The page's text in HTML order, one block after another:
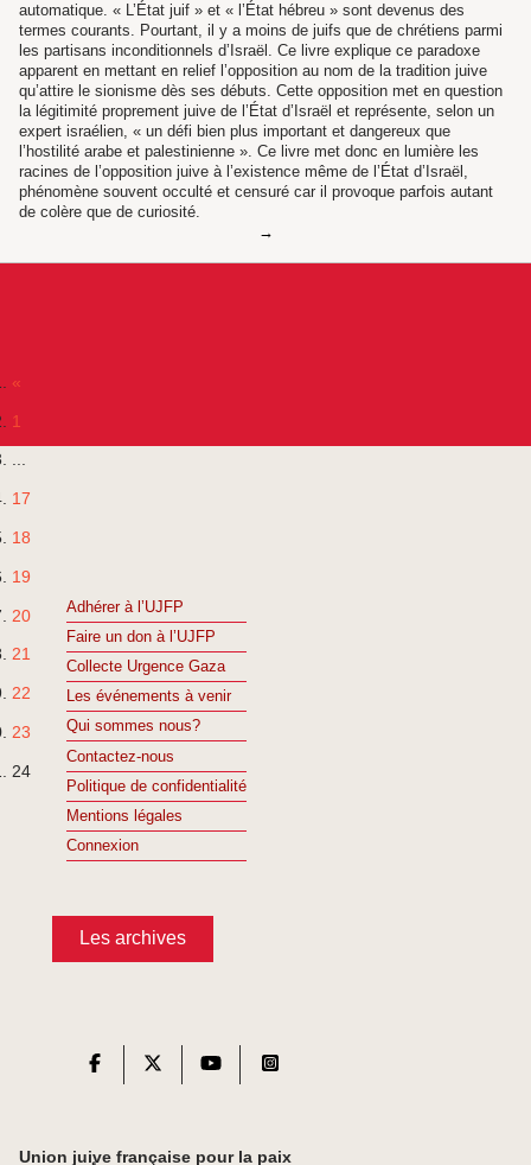
automatique. « L’État juif » et « l’État hébreu » sont devenus des
termes courants. Pourtant, il y a moins de juifs que de chrétiens parmi
les partisans inconditionnels d’Israël. Ce livre explique ce paradoxe
apparent en mettant en relief l’opposition au nom de la tradition juive
qu’attire le sionisme dès ses débuts. Cette opposition met en question
la légitimité proprement juive de l’État d’Israël et représente, selon un
expert israélien, « un défi bien plus important et dangereux que
l’hostilité arabe et palestinienne ». Ce livre met donc en lumière les
racines de l’opposition juive à l’existence même de l’État d’Israël,
phénomène souvent occulté et censuré car il provoque parfois autant
de colère que de curiosité.
«
1
...
17
18
19
20
21
22
23
24
Adhérer à l’UJFP
Faire un don à l’UJFP
Collecte Urgence Gaza
Les événements à venir
Qui sommes nous?
Contactez-nous
Politique de confidentialité
Mentions légales
Connexion
Les archives
Union juive française pour la paix